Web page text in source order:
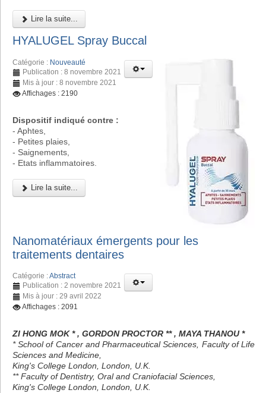
Lire la suite...
HYALUGEL Spray Buccal
Catégorie : Nouveauté
Publication : 8 novembre 2021
Mis à jour : 8 novembre 2021
Affichages : 2190
Dispositif indiqué contre :
- Aphtes,
- Petites plaies,
- Saignements,
- Etats inflammatoires.
Lire la suite...
Nanomatériaux émergents pour les
traitements dentaires
Catégorie :Abstract
Publication : 2 novembre 2021
Mis à jour : 29 avril 2022
Affichages : 2091
ZI HONG MOK * , GORDON PROCTOR ** , MAYA THANOU *
* School of Cancer and Pharmaceutical Sciences, Faculty of Life
Sciences and Medicine,
King's College London, London, U.K.
** Faculty of Dentistry, Oral and Craniofacial Sciences,
King's College London, London, U.K.